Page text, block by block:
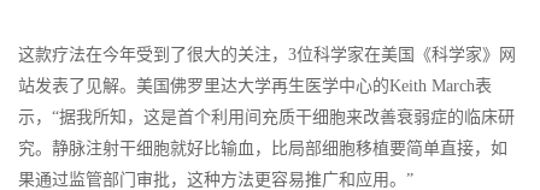
这款疗法在今年受到了很大的关注，3位科学家在美国《科学家》网
站发表了见解。美国佛罗里达大学再生医学中心的Keith March表
示，“据我所知，这是首个利用间充质干细胞来改善衰弱症的临床研
究。静脉注射干细胞就好比输血，比局部细胞移植要简单直接，如
果通过监管部门审批，这种方法更容易推广和应用。”